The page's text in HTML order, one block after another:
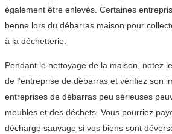
également être enlevés. Certaines
benne lors du débarras maison pour
à la déchetterie.
Pendant le nettoyage de la maison, notez
de l’entreprise de débarras et vérifiez son
entreprises de débarras peu sérieuses
meubles et des déchets. Vous pourriez
décharge sauvage si vos biens sont